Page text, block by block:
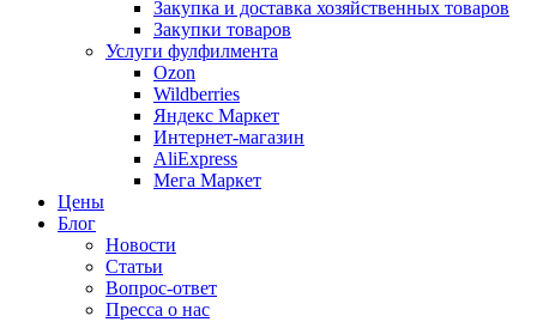
Закупка и доставка хозяйственных товаров
Закупки товаров
Услуги фулфилмента
Ozon
Wildberries
Яндекс Маркет
Интернет-магазин
AliExpress
Мега Маркет
Цены
Блог
Новости
Статьи
Вопрос-ответ
Пресса о нас